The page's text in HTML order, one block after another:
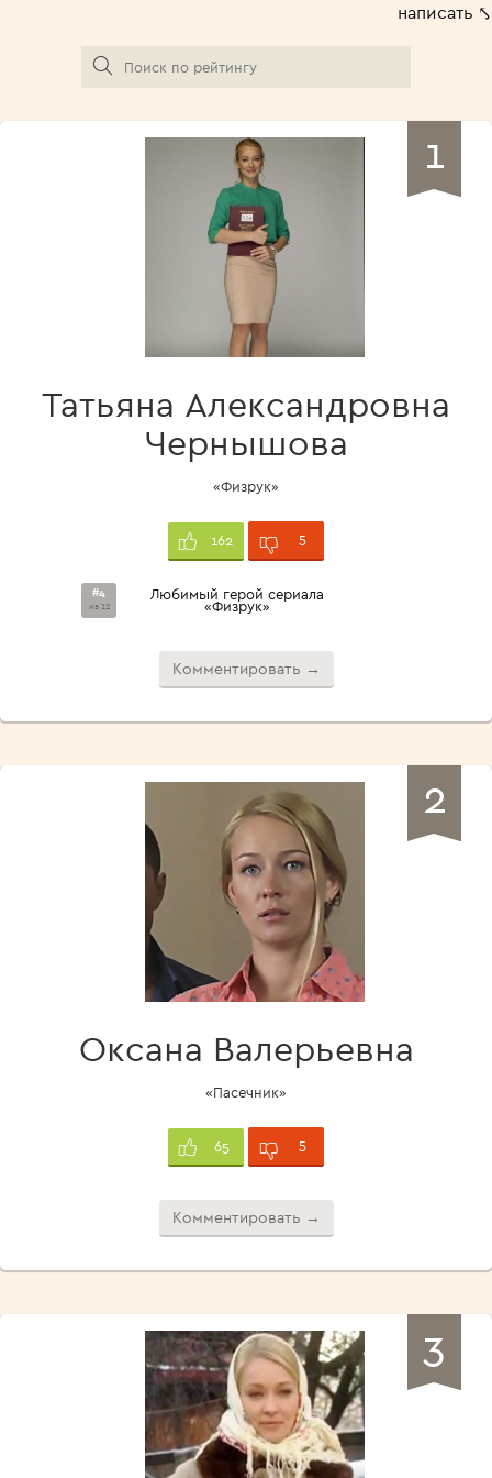
написать ⤣
1
Татьяна Александровна
Чернышова
«Физрук»
162 5
#4
из 12
Любимый герой сериала
«Физрук»
Комментировать →
2
Оксана Валерьевна
«Пасечник»
65 5
Комментировать →
3